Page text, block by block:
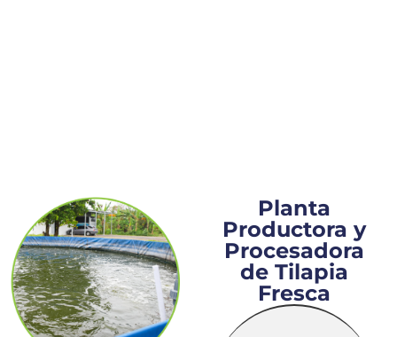
Planta
Productora y
Procesadora
de Tilapia
Fresca